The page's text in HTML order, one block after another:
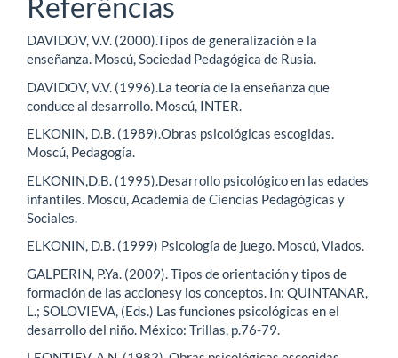
DAVIDOV, V.V. (2000).Tipos de generalización e la
enseñanza. Moscú, Sociedad Pedagógica de Rusia.
DAVIDOV, V.V. (1996).La teoría de la enseñanza que
conduce al desarrollo. Moscú, INTER.
ELKONIN, D.B. (1989).Obras psicológicas escogidas.
Moscú, Pedagogía.
ELKONIN,D.B. (1995).Desarrollo psicológico en las edades
infantiles. Moscú, Academia de Ciencias Pedagógicas y
Sociales.
ELKONIN, D.B. (1999) Psicología de juego. Moscú, Vlados.
GALPERIN, P.Ya. (2009). Tipos de orientación y tipos de
formación de las accionesy los conceptos. In: QUINTANAR,
L.; SOLOVIEVA, (Eds.) Las funciones psicológicas en el
desarrollo del niño. México: Trillas, p.76-79.